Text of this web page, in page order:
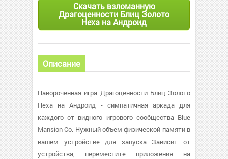
Скачать взломанную
Драгоценности Блиц Золото
Hexa на Андроид
Описание
Навороченная игра Драгоценности Блиц Золото
Hexa на Андроид - симпатичная аркада для
каждого от видного игрового сообщества Blue
Mansion Co. Нужный объем физической памяти в
вашем устройстве для запуска Зависит от
устройства, переместите приложения на